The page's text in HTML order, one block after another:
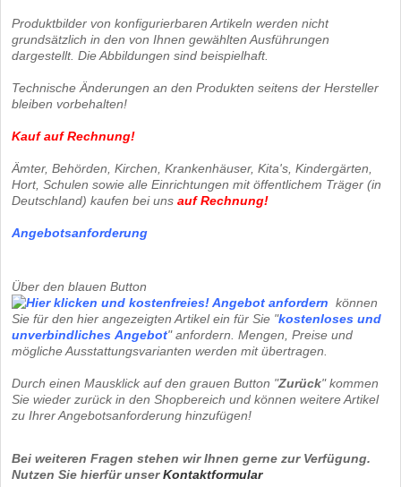
Produktbilder von konfigurierbaren Artikeln werden nicht
grundsätzlich in den von Ihnen gewählten Ausführungen
dargestellt. Die Abbildungen sind beispielhaft.
Technische Änderungen an den Produkten seitens der Hersteller
bleiben vorbehalten!
Kauf auf Rechnung!
Ämter, Behörden, Kirchen, Krankenhäuser, Kita's, Kindergärten,
Hort, Schulen sowie alle Einrichtungen mit öffentlichem Träger (in
Deutschland) kaufen bei uns auf Rechnung!
Angebotsanforderung
Über den blauen Button
können
Sie für den hier angezeigten Artikel ein für Sie "kostenloses und
unverbindliches Angebot" anfordern. Mengen, Preise und
mögliche Ausstattungsvarianten werden mit übertragen.
Durch einen Mausklick auf den grauen Button "Zurück" kommen
Sie wieder zurück in den Shopbereich und können weitere Artikel
zu Ihrer Angebotsanforderung hinzufügen!
Bei weiteren Fragen stehen wir Ihnen gerne zur Verfügung.
Nutzen Sie hierfür unserKontaktformular